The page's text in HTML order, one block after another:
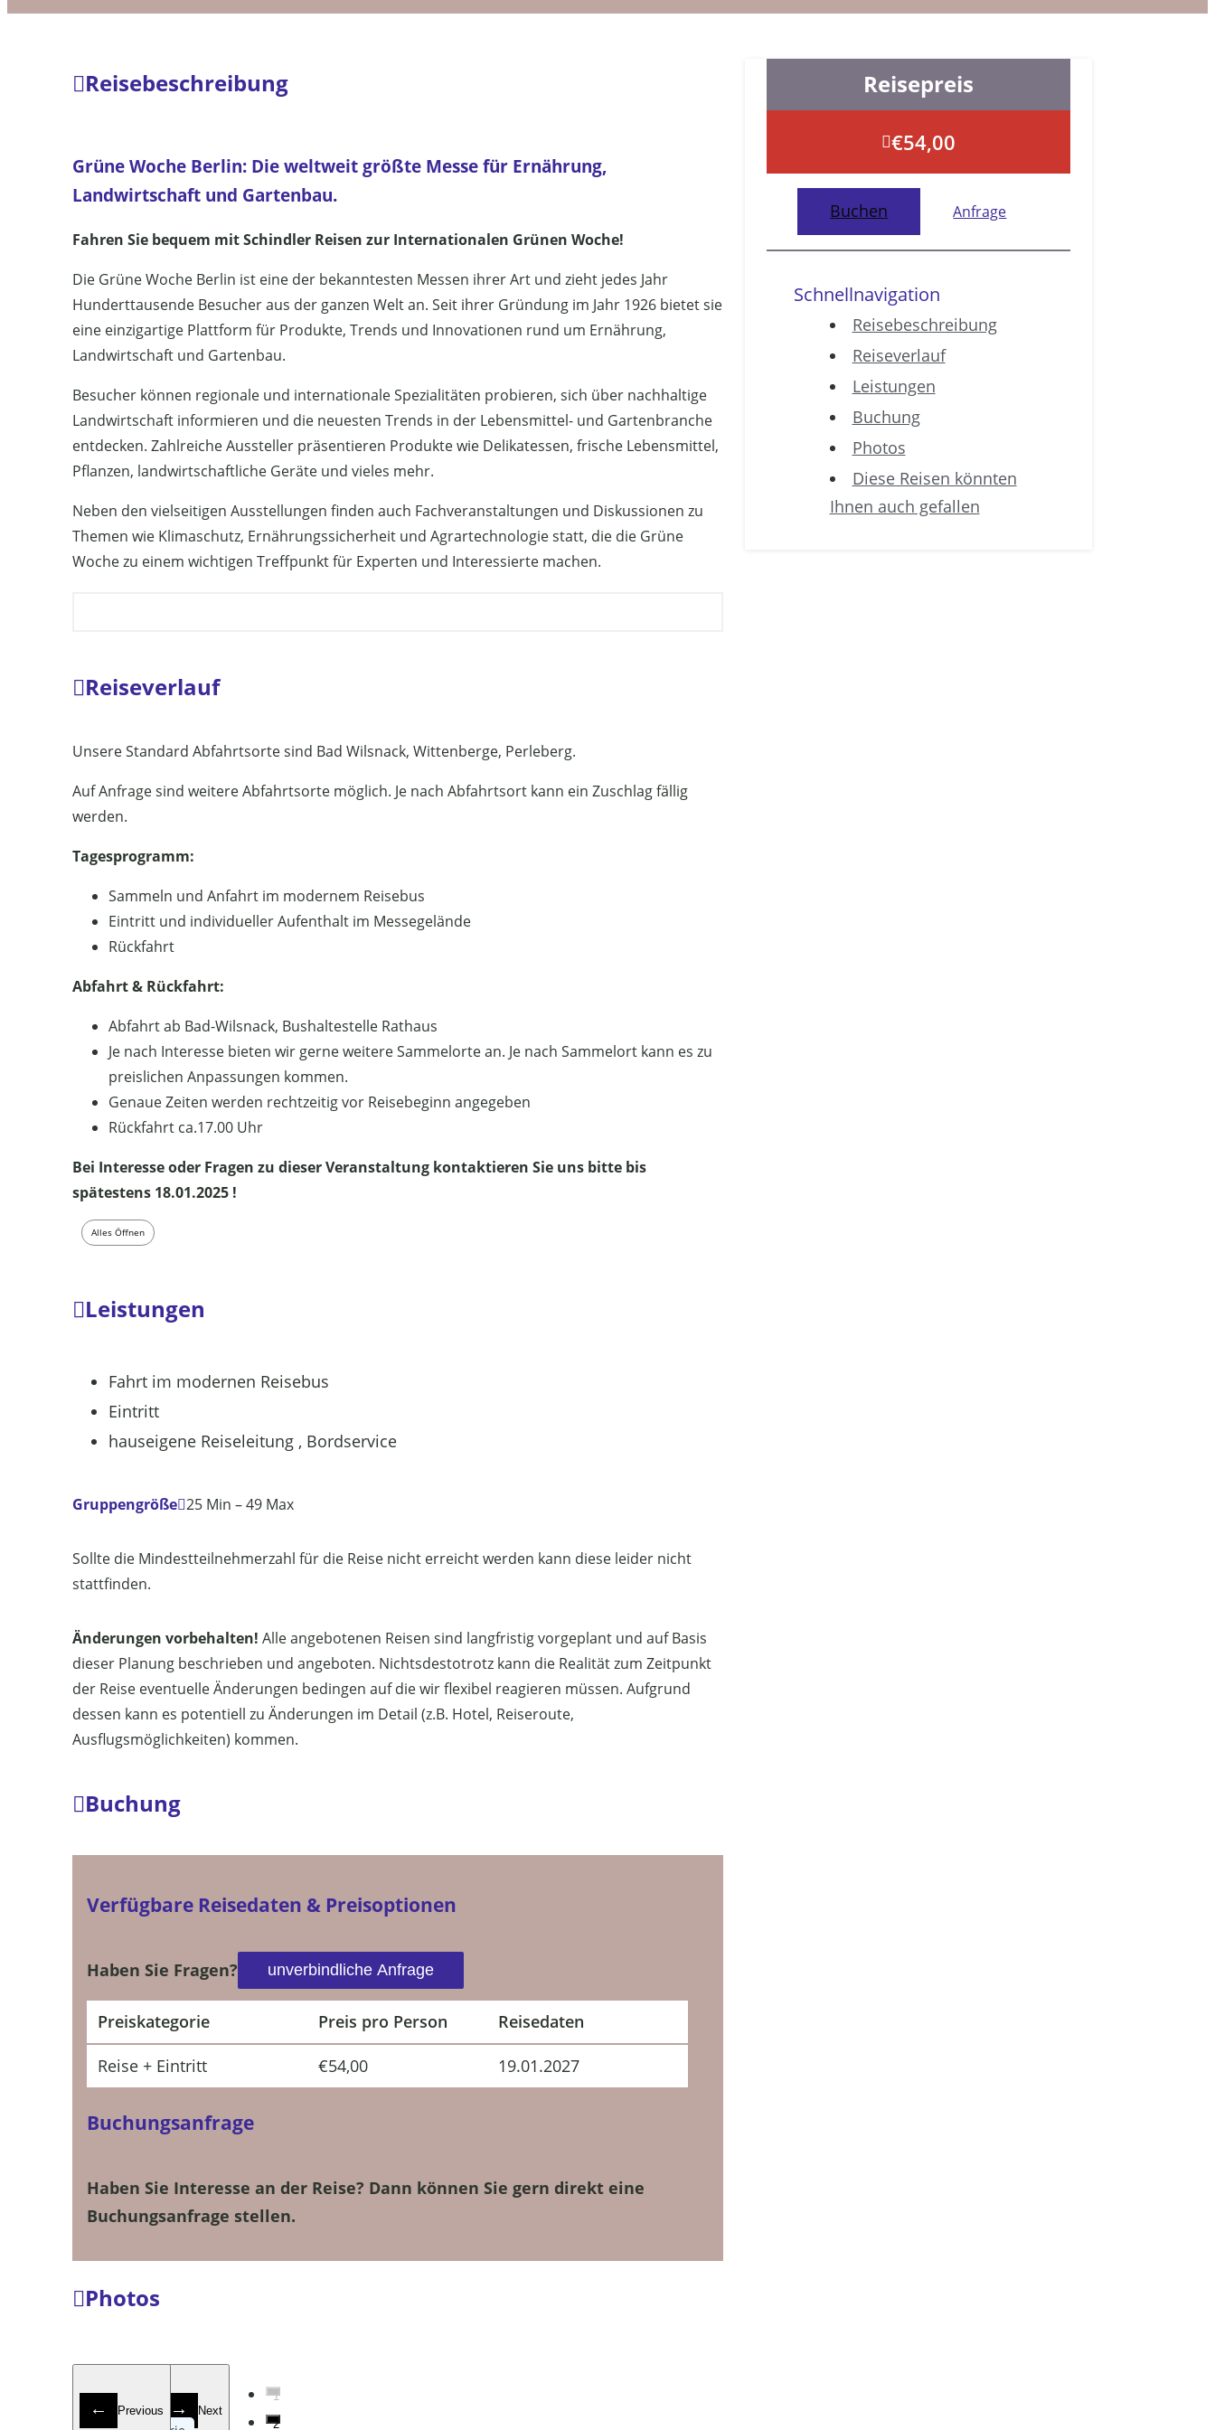
Reisebeschreibung
Grüne Woche Berlin: Die weltweit größte Messe für Ernährung,
Landwirtschaft und Gartenbau.
Fahren Sie bequem mit Schindler Reisen zur Internationalen Grünen Woche!
Die Grüne Woche Berlin ist eine der bekanntesten Messen ihrer Art und zieht jedes Jahr
Hunderttausende Besucher aus der ganzen Welt an. Seit ihrer Gründung im Jahr 1926 bietet sie
eine einzigartige Plattform für Produkte, Trends und Innovationen rund um Ernährung,
Landwirtschaft und Gartenbau.
Besucher können regionale und internationale Spezialitäten probieren, sich über nachhaltige
Landwirtschaft informieren und die neuesten Trends in der Lebensmittel- und Gartenbranche
entdecken. Zahlreiche Aussteller präsentieren Produkte wie Delikatessen, frische Lebensmittel,
Pflanzen, landwirtschaftliche Geräte und vieles mehr.
Neben den vielseitigen Ausstellungen finden auch Fachveranstaltungen und Diskussionen zu
Themen wie Klimaschutz, Ernährungssicherheit und Agrartechnologie statt, die die Grüne
Woche zu einem wichtigen Treffpunkt für Experten und Interessierte machen.
Reiseverlauf
Unsere Standard Abfahrtsorte sind Bad Wilsnack, Wittenberge, Perleberg.
Auf Anfrage sind weitere Abfahrtsorte möglich. Je nach Abfahrtsort kann ein Zuschlag fällig
werden.
Tagesprogramm:
Sammeln und Anfahrt im modernem Reisebus
Eintritt und individueller Aufenthalt im Messegelände
Rückfahrt
Abfahrt & Rückfahrt:
Abfahrt ab Bad-Wilsnack, Bushaltestelle Rathaus
Je nach Interesse bieten wir gerne weitere Sammelorte an. Je nach Sammelort kann es zu
preislichen Anpassungen kommen.
Genaue Zeiten werden rechtzeitig vor Reisebeginn angegeben
Rückfahrt ca.17.00 Uhr
Bei Interesse oder Fragen zu dieser Veranstaltung kontaktieren Sie uns bitte bis
spätestens 18.01.2025 !
Alles Öffnen
Leistungen
Fahrt im modernen Reisebus
Eintritt
hauseigene Reiseleitung , Bordservice
Gruppengröße 25 Min – 49 Max
Sollte die Mindestteilnehmerzahl für die Reise nicht erreicht werden kann diese leider nicht
stattfinden.
Änderungen vorbehalten! Alle angebotenen Reisen sind langfristig vorgeplant und auf Basis
dieser Planung beschrieben und angeboten. Nichtsdestotrotz kann die Realität zum Zeitpunkt
der Reise eventuelle Änderungen bedingen auf die wir flexibel reagieren müssen. Aufgrund
dessen kann es potentiell zu Änderungen im Detail (z.B. Hotel, Reiseroute,
Ausflugsmöglichkeiten) kommen.
Buchung
Verfügbare Reisedaten & Preisoptionen
Haben Sie Fragen? unverbindliche Anfrage
Preiskategorie Preis pro Person Reisedaten
Reise + Eintritt €54,00 19.01.2027
Buchungsanfrage
Haben Sie Interesse an der Reise? Dann können Sie gern direkt eine
Buchungsanfrage stellen.
Photos
Previous Next
1
2
Reisepreis
€54,00
Buchen Anfrage
Schnellnavigation
Reisebeschreibung
Reiseverlauf
Leistungen
Buchung
Photos
Diese Reisen könnten
Ihnen auch gefallen